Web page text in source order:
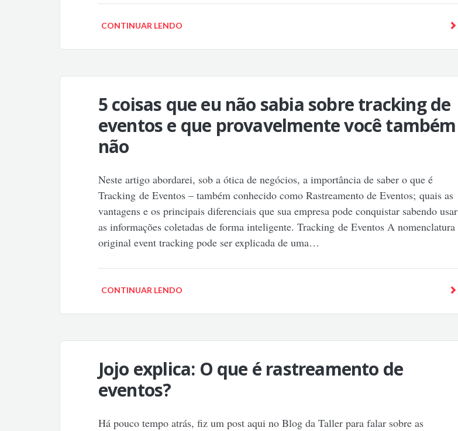
CONTINUAR LENDO
5 coisas que eu não sabia sobre tracking de
eventos e que provavelmente você também
não
Neste artigo abordarei, sob a ótica de negócios, a importância de saber o que é
Tracking de Eventos – também conhecido como Rastreamento de Eventos; quais as
vantagens e os principais diferenciais que sua empresa pode conquistar sabendo usar
as informações coletadas de forma inteligente. Tracking de Eventos A nomenclatura
original event tracking pode ser explicada de uma…
CONTINUAR LENDO
Jojo explica: O que é rastreamento de
eventos?
Há pouco tempo atrás, fiz um post aqui no Blog da Taller para falar sobre as